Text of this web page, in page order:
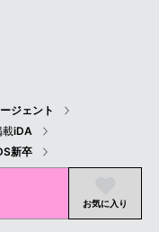
お気に入り
ジェント
載iDA
新卒